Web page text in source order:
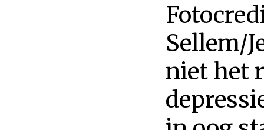
Sellem/
niet het